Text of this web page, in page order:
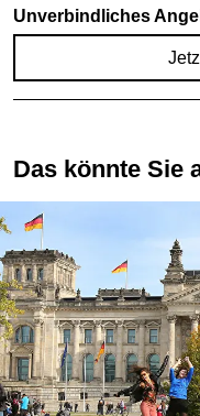
Unverbindliches
Das könnte